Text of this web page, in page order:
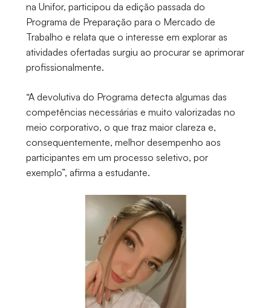
na Unifor, participou da edição passada do
Programa de Preparação para o Mercado de
Trabalho e relata que o interesse em explorar as
atividades ofertadas surgiu ao procurar se aprimorar
profissionalmente.
“A devolutiva do Programa detecta algumas das
competências necessárias e muito valorizadas no
meio corporativo, o que traz maior clareza e,
consequentemente, melhor desempenho aos
participantes em um processo seletivo, por
exemplo”, afirma a estudante.